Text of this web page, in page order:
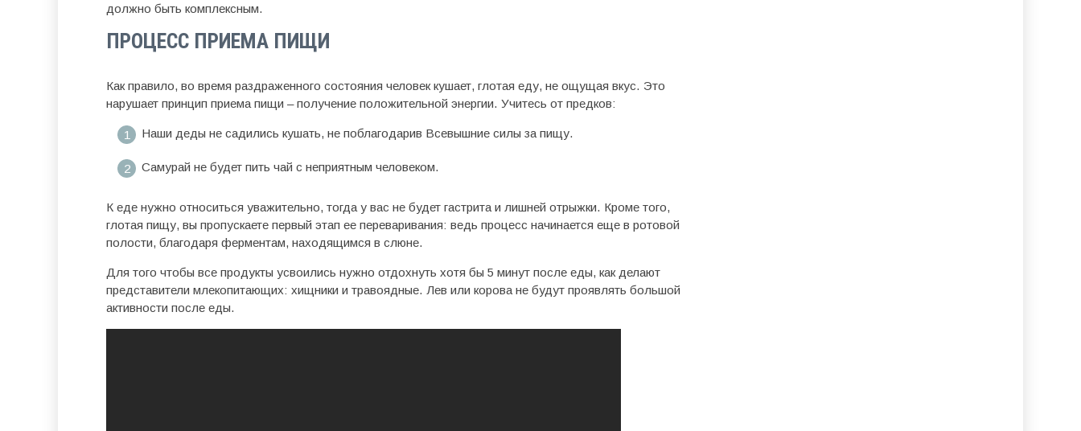
должно быть комплексным.
ПРОЦЕСС ПРИЕМА ПИЩИ
Как правило, во время раздраженного состояния человек кушает, глотая еду, не ощущая вкус. Это
нарушает принцип приема пищи – получение положительной энергии. Учитесь от предков:
Наши деды не садились кушать, не поблагодарив Всевышние силы за пищу.
Самурай не будет пить чай с неприятным человеком.
К еде нужно относиться уважительно, тогда у вас не будет гастрита и лишней отрыжки. Кроме того,
глотая пищу, вы пропускаете первый этап ее переваривания: ведь процесс начинается еще в ротовой
полости, благодаря ферментам, находящимся в слюне.
Для того чтобы все продукты усвоились нужно отдохнуть хотя бы 5 минут после еды, как делают
представители млекопитающих: хищники и травоядные. Лев или корова не будут проявлять большой
активности после еды.